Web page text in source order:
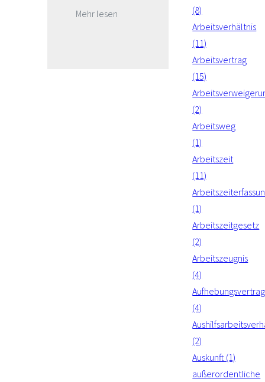
Mehr lesen
(8)
Arbeitsverhältnis
(11)
Arbeitsvertrag
(15)
(2)
Arbeitsweg
(1)
Arbeitszeit
(11)
(1)
Arbeitszeitgesetz
(2)
Arbeitszeugnis
(4)
Aufhebungsvertrag
(4)
(2)
Auskunft (1)
außerordentliche